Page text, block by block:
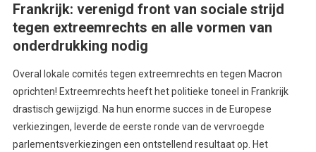
Frankrijk: verenigd front van sociale strijd
tegen extreemrechts en alle vormen van
onderdrukking nodig
Overal lokale comités tegen extreemrechts en tegen Macron
oprichten! Extreemrechts heeft het politieke toneel in Frankrijk
drastisch gewijzigd. Na hun enorme succes in de Europese
verkiezingen, leverde de eerste ronde van de vervroegde
parlementsverkiezingen een ontstellend resultaat op. Het